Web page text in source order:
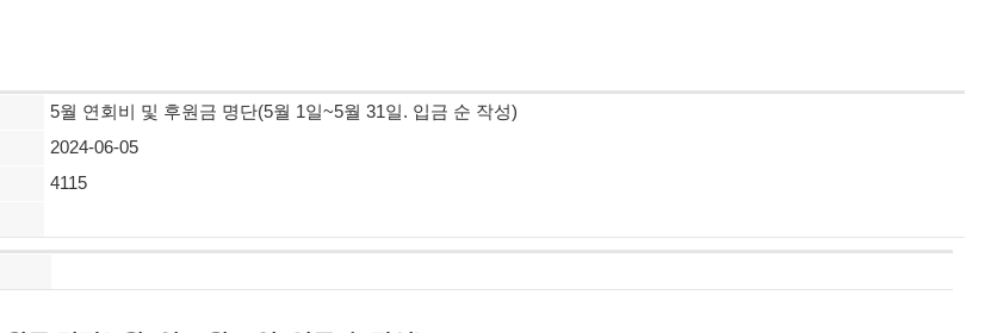
5월 연회비 및 후원금 명단(5월 1일~5월 31일. 입금 순 작성)
2024-06-05
4115